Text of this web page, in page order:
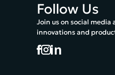
Follow Us
Join us on social
innovations and